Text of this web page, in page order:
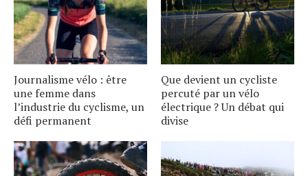
Journalisme vélo : être
une femme dans
l’industrie du cyclisme, un
défi permanent
Que devient un cycliste
percuté par un vélo
électrique ? Un débat qui
divise